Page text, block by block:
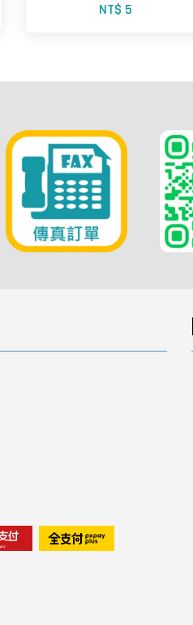
NT$ 5